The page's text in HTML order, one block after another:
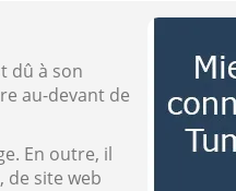
dû à son
au-devant de
En outre, il
de site web